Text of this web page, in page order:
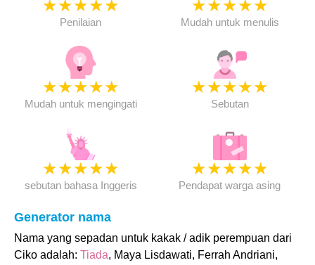
★★★★★
Penilaian
★★★★★
Mudah untuk menulis
★★★★★
Mudah untuk mengingati
★★★★★
Sebutan
★★★★★
sebutan bahasa Inggeris
★★★★★
Pendapat warga asing
Generator nama
Nama yang sepadan untuk kakak / adik perempuan dari
Ciko adalah: Tiada, Maya Lisdawati, Ferrah Andriani,